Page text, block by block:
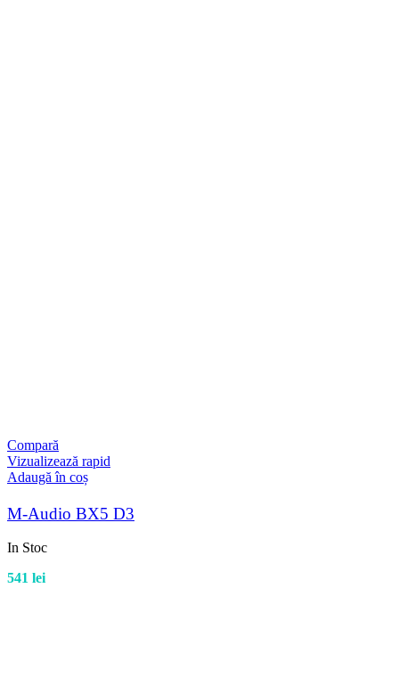
Compară
Vizualizează rapid
Adaugă în coș
M-Audio BX5 D3
In Stoc
541 lei